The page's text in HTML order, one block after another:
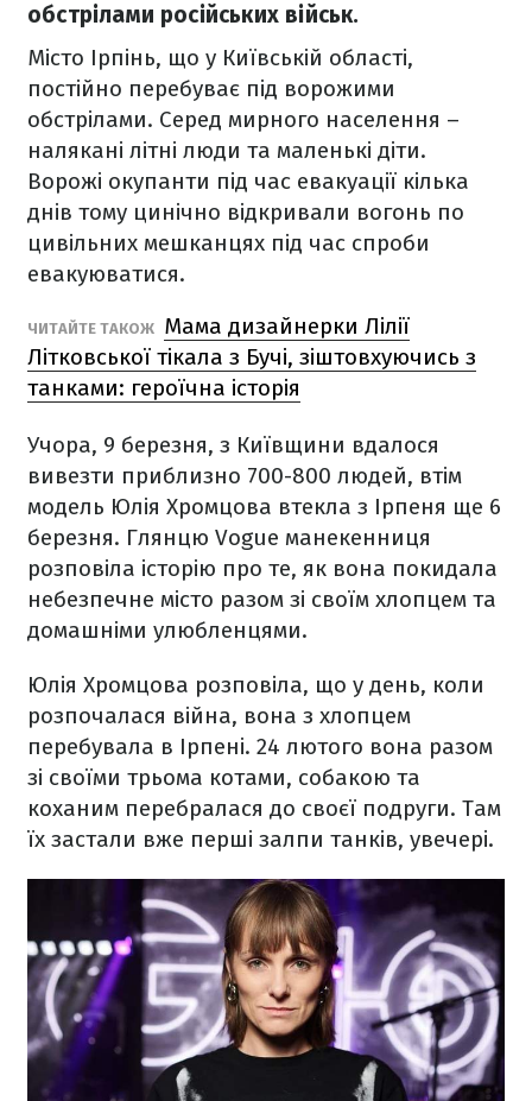
обстрілами російських військ.
Місто Ірпінь, що у Київській області,
постійно перебуває під ворожими
обстрілами. Серед мирного населення –
налякані літні люди та маленькі діти.
Ворожі окупанти під час евакуації кілька
днів тому цинічно відкривали вогонь по
цивільних мешканцях під час спроби
евакуюватися.
ЧИТАЙТЕ ТАКОЖ Мама дизайнерки Лілії
Літковської тікала з Бучі, зіштовхуючись з
танками: героїчна історія
Учора, 9 березня, з Київщини вдалося
вивезти приблизно 700-800 людей, втім
модель Юлія Хромцова втекла з Ірпеня ще 6
березня. Глянцю Vogue манекенниця
розповіла історію про те, як вона покидала
небезпечне місто разом зі своїм хлопцем та
домашніми улюбленцями.
Юлія Хромцова розповіла, що у день, коли
розпочалася війна, вона з хлопцем
перебувала в Ірпені. 24 лютого вона разом
зі своїми трьома котами, собакою та
коханим перебралася до своєї подруги. Там
їх застали вже перші залпи танків, увечері.